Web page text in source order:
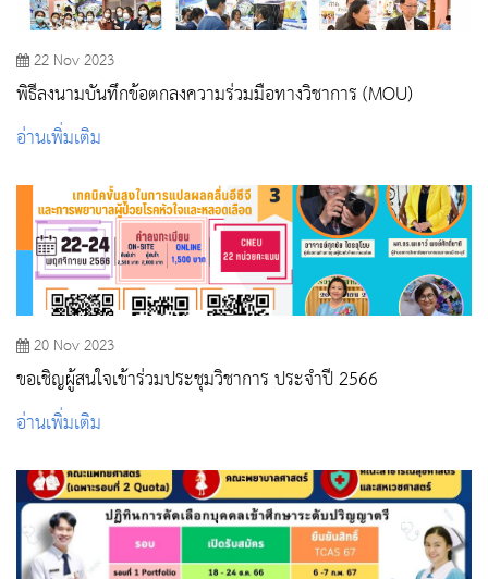
22 Nov 2023
พิธีลงนามบันทึกข้อตกลงความร่วมมือทางวิชาการ (MOU)
อ่านเพิ่มเติม
20 Nov 2023
ขอเชิญผู้สนใจเข้าร่วมประชุมวิชาการ ประจำปี 2566
อ่านเพิ่มเติม